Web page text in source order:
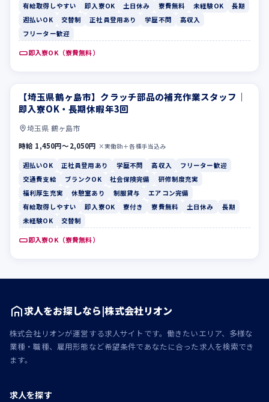
有給取得しやすい
即入寮OK 土日休み 寮費無料 未経験OK
長期
週払いOK
交替制 正社員登用あり 学歴不問
高収入
フリーター歓迎
即入寮OK（寮費無料）
週払いOK 正社員登用あり
【埼玉県鶴ヶ島市】クラッチ部品の補充作業スタッフ｜
即入寮OK・長期休暇年3回
埼玉県 鶴ヶ島市
時給 1,450円〜2,050円 ×実働8h＋各種手当込み
週払いOK 正社員登用あり 学歴不問 高収入
フリーター歓迎
交通費支給
ブランクOK 社会保険完備
研修制度充実
福利厚生充実
休憩室あり 制服貸与
エアコン完備
有給取得しやすい
即入寮OK 寮付き 寮費無料 土日休み
長期
未経験OK
交替制
即入寮OK（寮費無料）
求人をお探しなら|株式会社リオン
株式会社リオンが運営する求人サイトです。働きたいエリア、多様な
業種・職種、雇用形態など希望条件であなたに合った求人を検索でき
ます。
求人を探す